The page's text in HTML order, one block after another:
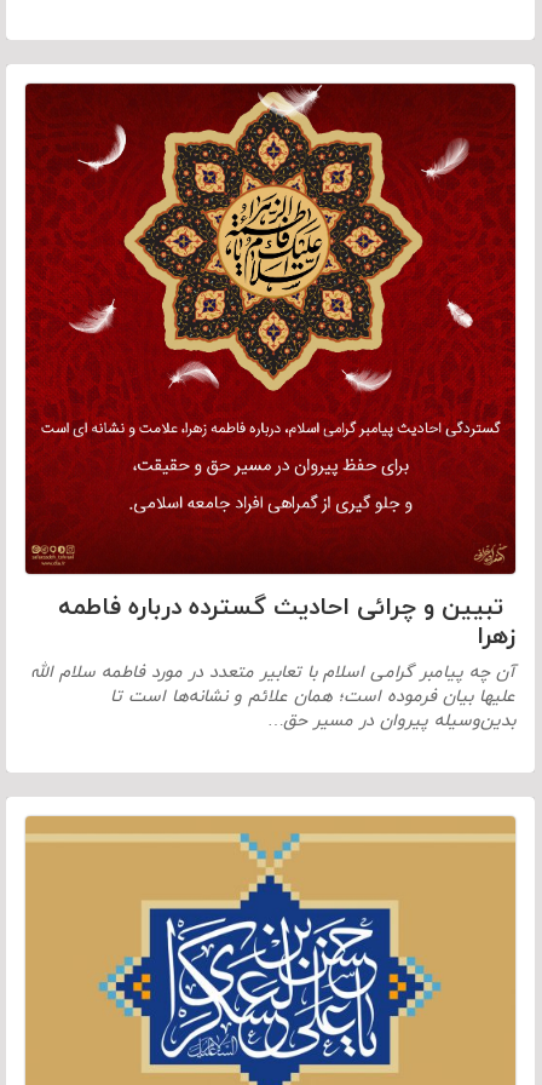
تبیین و چرائی احادیث گسترده درباره فاطمه
زهرا
آن چه پیامبر گرامی اسلام با تعابیر متعدد در مورد فاطمه سلام الله
علیها بیان فرموده است؛ همان علائم و نشانه‌ها است تا
بدین‌وسیله پیروان در مسیر حق…